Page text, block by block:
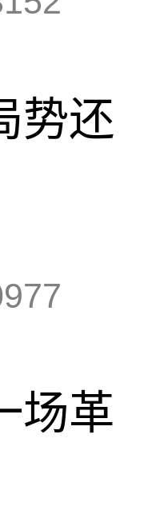
势还
场革